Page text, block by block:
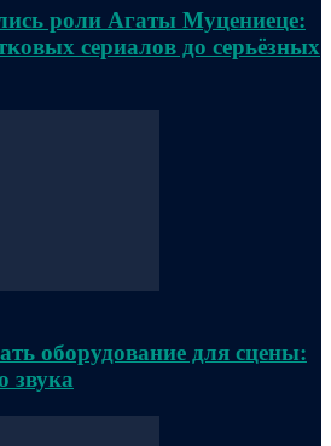
роли Агаты Муцениеце:
сериалов до серьёзных
оборудование для сцены:
звука